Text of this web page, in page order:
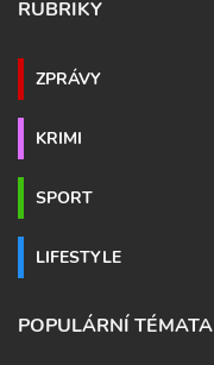
RUBRIKY
ZPRÁVY
KRIMI
SPORT
LIFESTYLE
POPULÁRNÍ TÉMATA